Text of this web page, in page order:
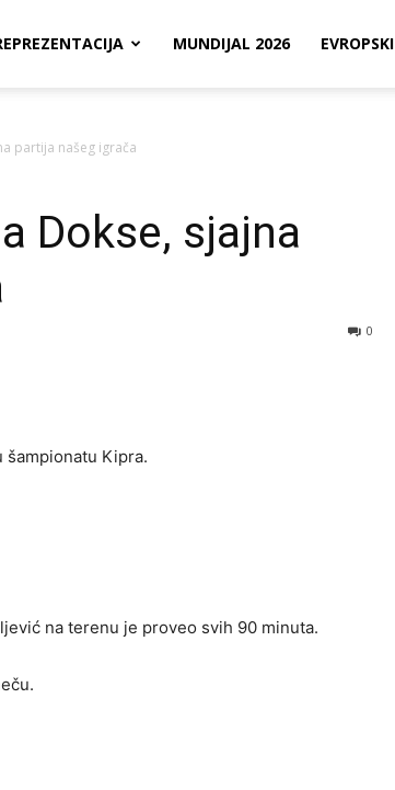
MUNDIJAL 2026 EVROPSKI
partija našeg igrača
Dokse, sjajna
0
šampionatu Kipra.
na terenu je proveo svih 90 minuta.